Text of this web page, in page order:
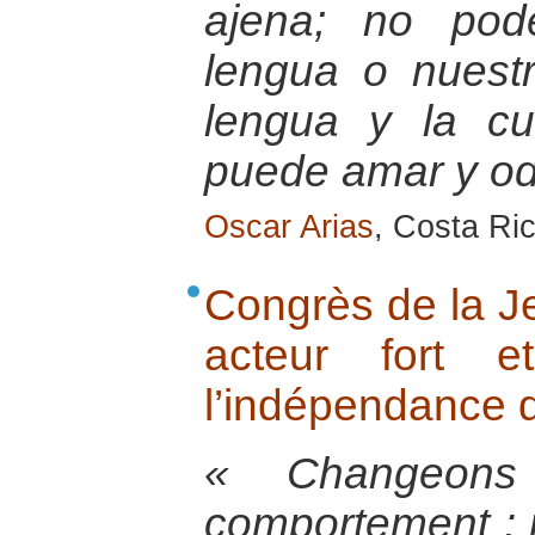
ajena; no
lengua o
lengua y la
puede amar y
Oscar Arias, Costa
Congrès de la
acteur fort
l’indépendance
«
comportement